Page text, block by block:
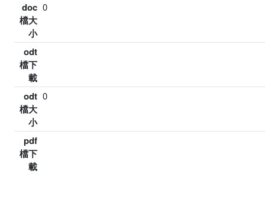
doc
檔大
小
0
odt
檔下
載
odt
檔大
小
0
pdf
檔下
載